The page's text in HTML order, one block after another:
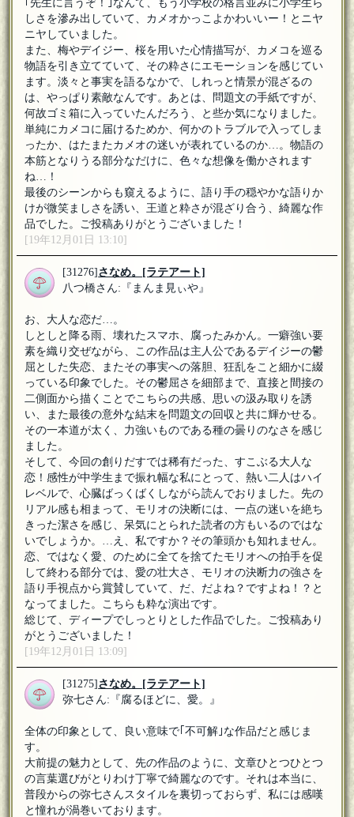
｢先生に言うぞ！｣なんて、もう小学校の格言並みに小学生ら
しさを滲み出していて、カメオかっこよかわいいー！とニヤ
ニヤしていました。
また、梅やデイジー、桜を用いた心情描写が、カメコを巡る
物語を引き立てていて、その粋さにエモーションを感じてい
ます。淡々と事実を語るなかで、しれっと情景が混ざるの
は、やっぱり素敵なんです。あとは、問題文の手紙ですが、
何故ゴミ箱に入っていたんだろう、と些か気になりました。
単純にカメコに届けるためか、何かのトラブルで入ってしま
ったか、はたまたカメオの迷いが表れているのか…。物語の
本筋となりうる部分なだけに、色々な想像を働かされます
ね…！
最後のシーンからも窺えるように、語り手の穏やかな語りか
けが微笑ましさを誘い、王道と粋さが混ざり合う、綺麗な作
品でした。ご投稿ありがとうございました！
[19年12月01日 13:10]
[31276]さなめ。 [ラテアート]
八つ橋さん:『まんま見ぃや』
お、大人な恋だ…。
しとしと降る雨、壊れたスマホ、腐ったみかん。一癖強い要
素を織り交ぜながら、この作品は主人公であるデイジーの鬱
屈とした失恋、またその事実への落胆、狂乱をこと細かに綴
っている印象でした。その鬱屈さを細部まで、直接と間接の
二側面から描くことでこちらの共感、思いの汲み取りを誘
い、また最後の意外な結末を問題文の回収と共に輝かせる。
その一本道が太く、力強いものである種の曇りのなさを感じ
ました。
そして、今回の創りだすでは稀有だった、すこぶる大人な
恋！感性が中学生まで振れ幅な私にとって、熱い二人はハイ
レベルで、心臓ばっくばくしながら読んでおりました。先の
リアル感も相まって、モリオの決断には、一点の迷いを絶ち
きった潔さを感じ、呆気にとられた読者の方もいるのではな
いでしょうか。…え、私ですか？その筆頭かも知れません。
恋、ではなく愛、のために全てを捨てたモリオへの拍手を促
して終わる部分では、愛の壮大さ、モリオの決断力の強さを
語り手視点から賞賛していて、だ、だよね？ですよね！？と
なってました。こちらも粋な演出です。
総じて、ディープでしっとりとした作品でした。ご投稿あり
がとうございました！
[19年12月01日 13:09]
[31275]さなめ。 [ラテアート]
弥七さん:『腐るほどに、愛。』
全体の印象として、良い意味で｢不可解｣な作品だと感じま
す。
大前提の魅力として、先の作品のように、文章ひとつひとつ
の言葉選びがとりわけ丁寧で綺麗なのです。それは本当に、
普段からの弥七さんスタイルを裏切っておらず、私には感嘆
と憧れが渦巻いております。